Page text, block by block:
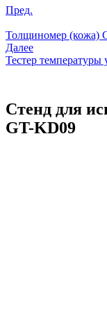
Пред.
Толщиномер (кожа)
Далее
Тестер
Стенд для
GT-KD09